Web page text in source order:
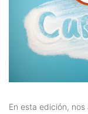
En esta edición,